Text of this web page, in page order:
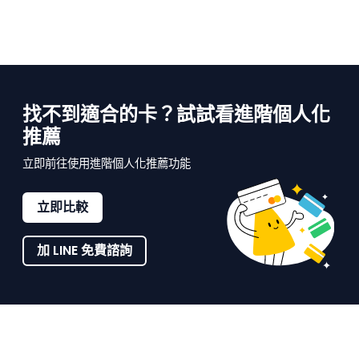
卡推薦、行動支付信用卡、哩程信用卡推薦、首刷禮信用卡推薦等
找不到適合的卡？試試看進階個人化
推薦
立即前往使用進階個人化推薦功能
立即比較
加 LINE 免費諮詢